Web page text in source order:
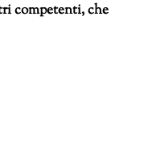
competenti, che